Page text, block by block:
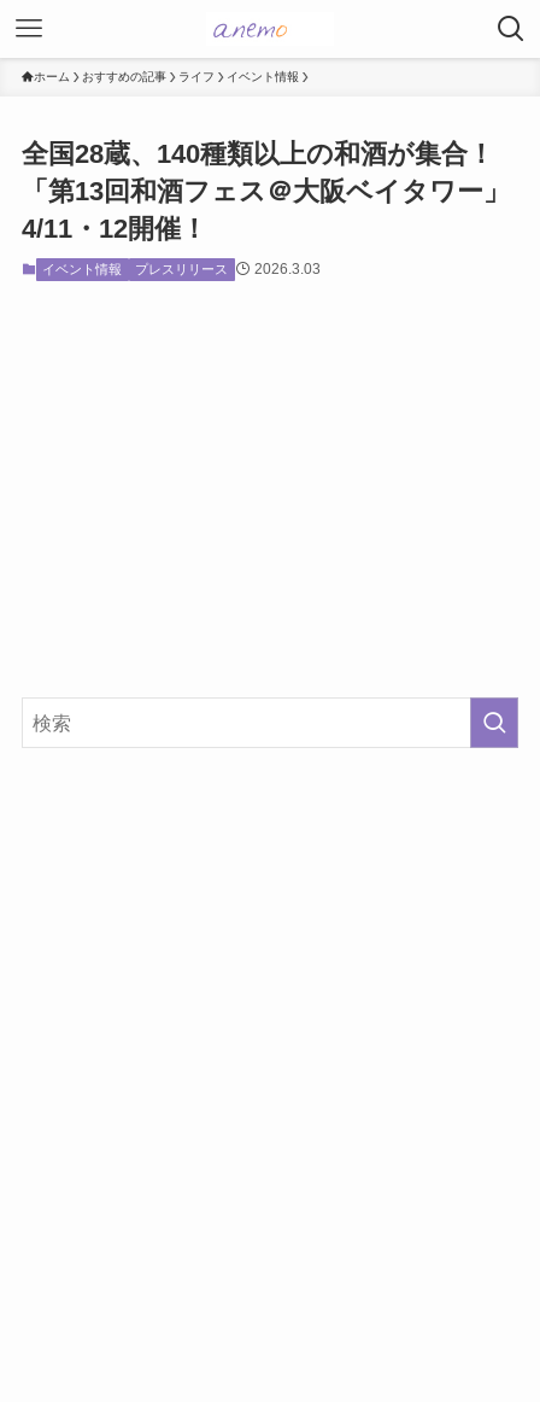
ホーム おすすめの記事 ライフ イベント情報
全国28蔵、140種類以上の和酒が集合！
「第13回和酒フェス＠大阪ベイタワー」
4/11・12開催！
イベント情報 プレスリリース 2026.3.03